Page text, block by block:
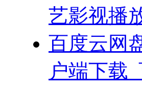
艺影视播
百度云网
户端下载